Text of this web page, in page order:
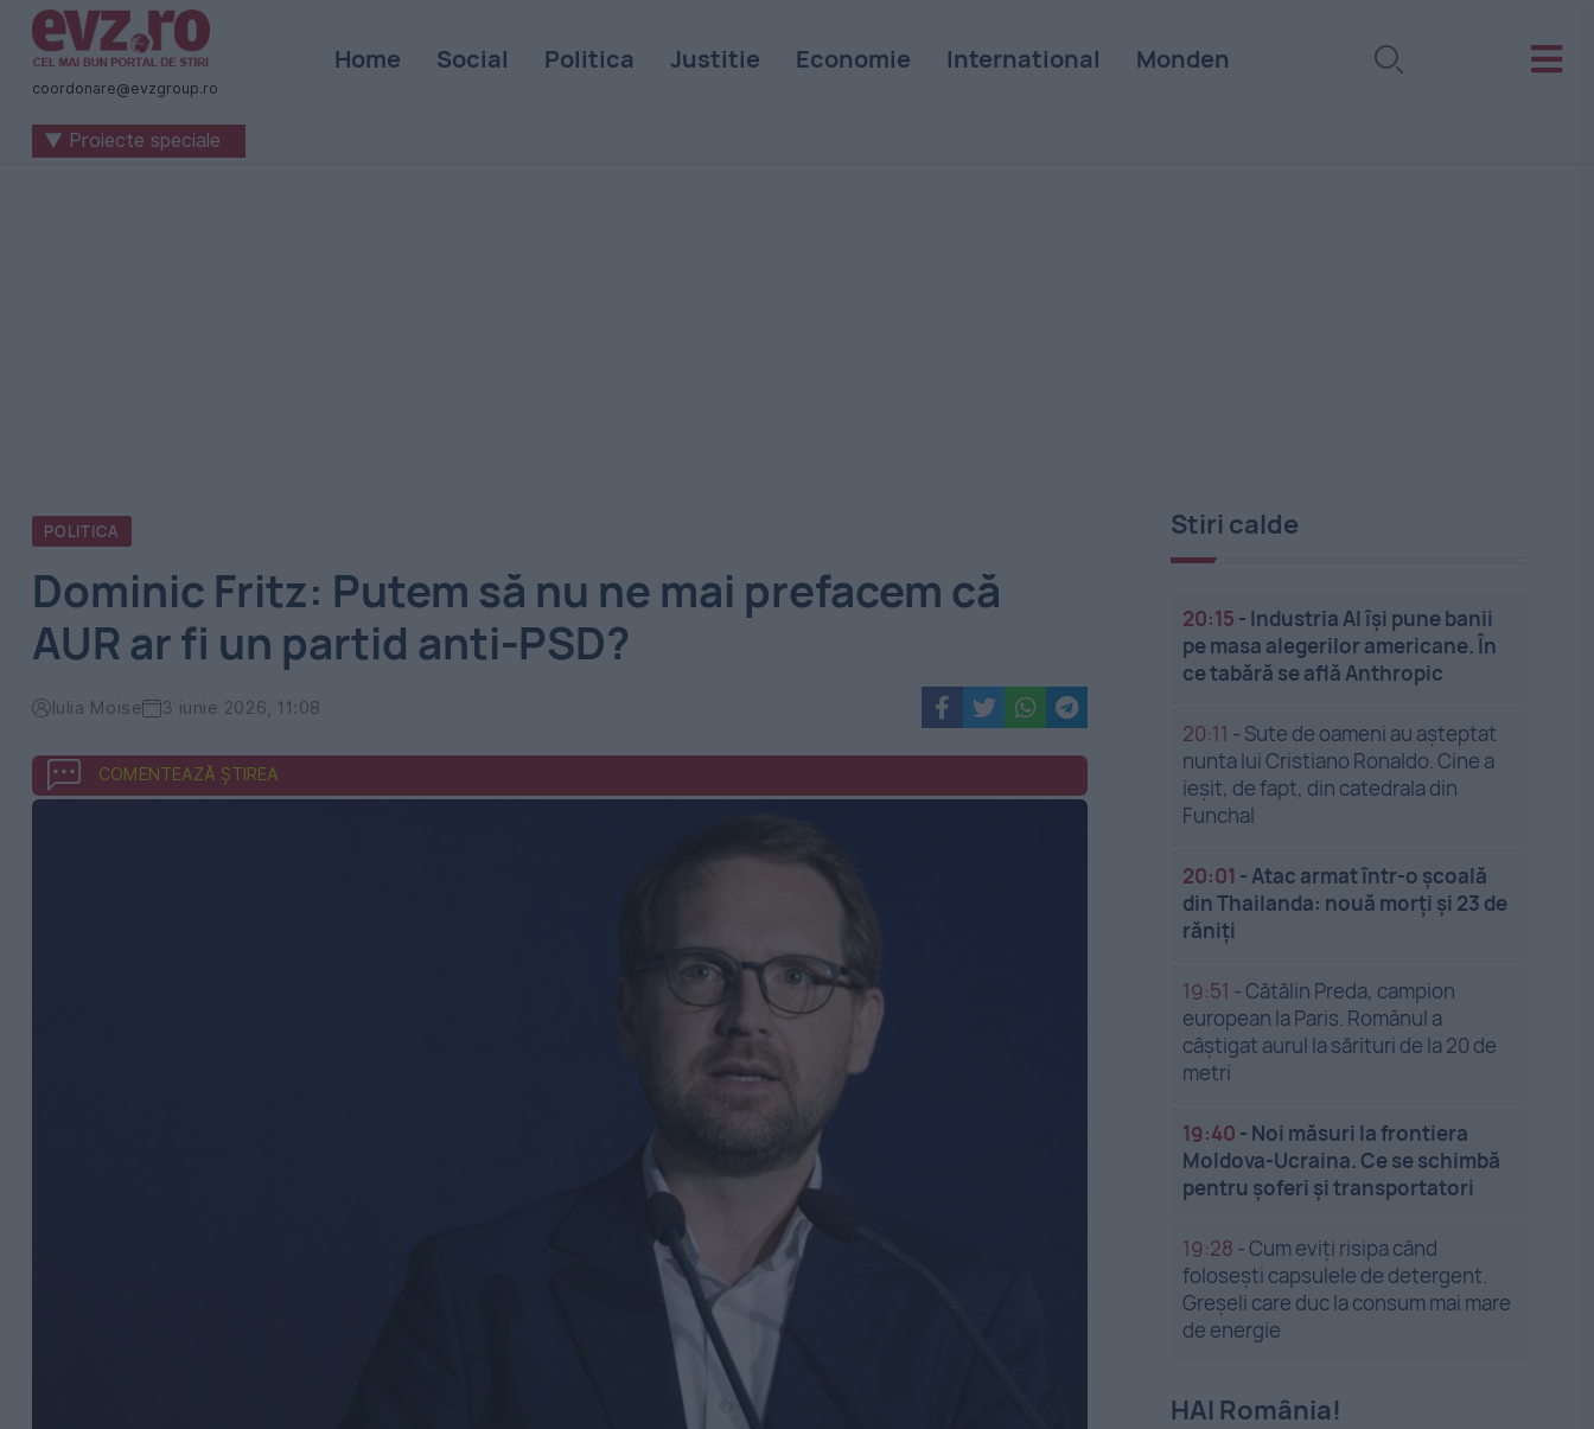
Știri
naționale
internaționale
coordonare@evzgroup.ro
Home Social Politica Justitie Economie International Monden
▼ Proiecte speciale
POLITICA
Dominic Fritz: Putem să nu ne mai prefacem că
AUR ar fi un partid anti-PSD?
Iulia Moise 3 iunie 2026, 11:08
COMENTEAZĂ ȘTIREA
Stiri calde
20:15 - Industria AI își pune banii
pe masa alegerilor americane. În
ce tabără se află Anthropic
20:11 - Sute de oameni au așteptat
nunta lui Cristiano Ronaldo. Cine a
ieșit, de fapt, din catedrala din
Funchal
20:01 -Atac armat într-o școală
din Thailanda: nouă morți și 23 de
răniți
19:51 -Cătălin Preda, campion
european la Paris. Românul a
câștigat aurul la sărituri de la 20 de
metri
19:40 - Noi măsuri la frontiera
Moldova-Ucraina. Ce se schimbă
pentru șoferi și transportatori
19:28 -Cum eviți risipa când
folosești capsulele de detergent.
Greșeli care duc la consum mai mare
de energie
HAI România!